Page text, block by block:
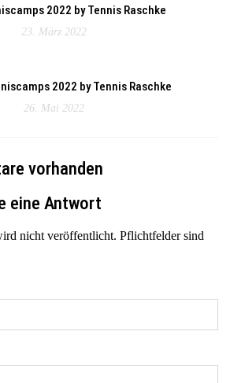
2022 by Tennis Raschke
23. März 2022
2022 by Tennis Raschke
26. Mai 2022
vorhanden
eine Antwort
nicht veröffentlicht. Pflichtfelder sind